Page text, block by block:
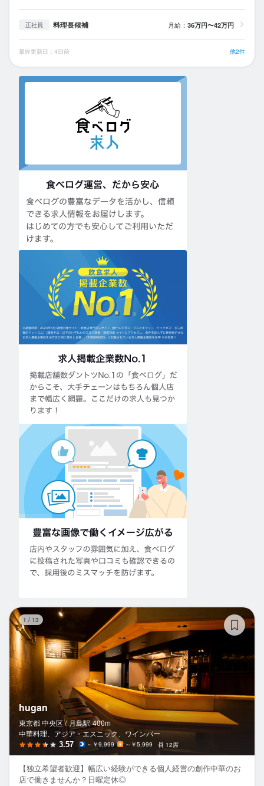
正社員 料理長候補 月給： 36万円〜42万円
最終更新日：4日前 他2件
1 / 13
hugan
東京都 中央区 / 月島駅 400m
中華料理、アジア・エスニック、ワインバー
3.57 ～￥9,999 ～￥5,999 12席
【独立希望者歓迎】幅広い経験ができる個人経営の創作中華のお
店で働きませんか？日曜定休◎